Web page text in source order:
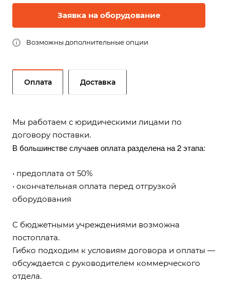
Заявка на оборудование
Возможны дополнительные опции
Оплата Доставка
Мы работаем с юридическими лицами по
договору поставки.
В большинстве случаев оплата разделена на 2 этапа:
• предоплата от 50%
• окончательная оплата перед отгрузкой
оборудования
С бюджетными учреждениями возможна
постоплата.
Гибко подходим к условиям договора и оплаты —
обсуждается с руководителем коммерческого
отдела.